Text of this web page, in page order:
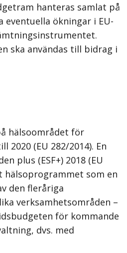
hanteras samlat på
ökningar i EU-
ska användas till bidrag i
hälsoområdet för
(EU 282/2014). En
plus (ESF+) 2018 (EU
hälsoprogrammet som en
den fleråriga
verksamhetsområden –
för kommande
dvs. med